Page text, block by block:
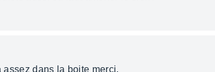
dans la boite merci.